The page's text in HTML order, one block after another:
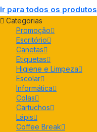
Ir para todos os produtos
Categorias
Promoção
Escritório
Canetas
Etiquetas
Higiene e Limpeza
Escolar
Informática
Colas
Cartuchos
Lápis
Coffee Break